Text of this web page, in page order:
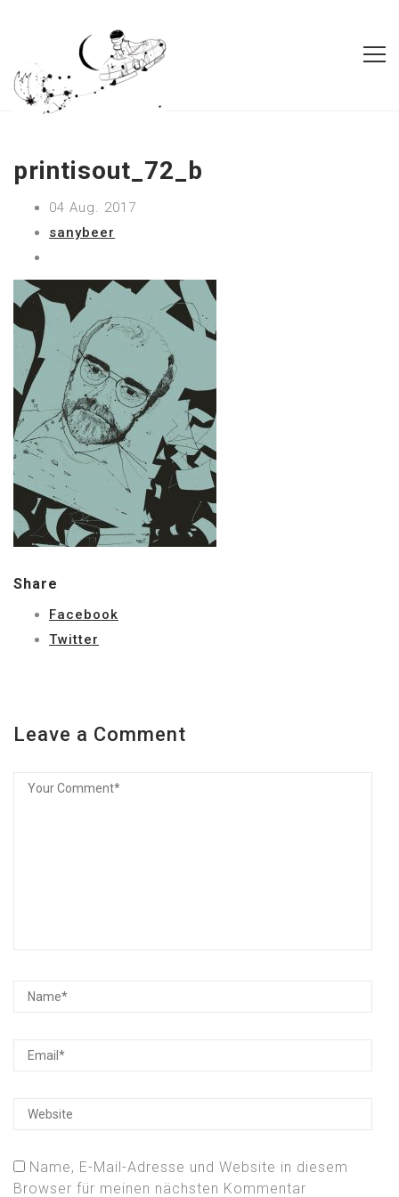
printisout_72_b
04 Aug. 2017
sanybeer
Share
Facebook
Twitter
Leave a Comment
Name, E-Mail-Adresse und Website in diesem
Browser für meinen nächsten Kommentar